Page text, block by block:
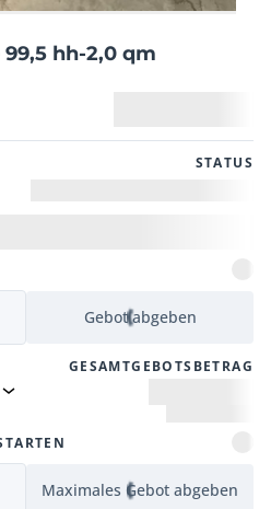
hh-2,0 qm
STATUS
Gebot abgeben
GESAMTGEBOTSBETRAG
Maximales Gebot abgeben